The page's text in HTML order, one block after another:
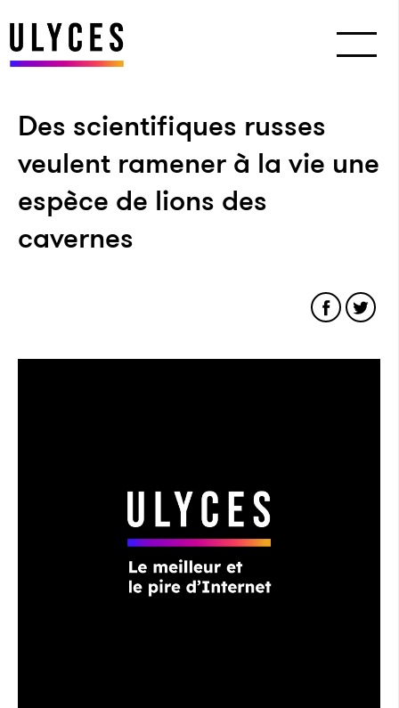
Des scientifiques russes
veulent ramener à la vie une
espèce de lions des
cavernes